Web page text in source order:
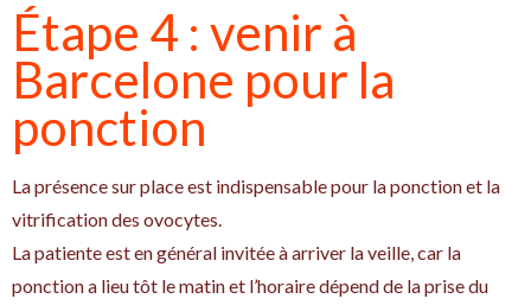
Étape 4 : venir à
Barcelone pour la
ponction
La présence sur place est indispensable pour la ponction et la
vitrification des ovocytes.
La patiente est en général invitée à arriver la veille, car la
ponction a lieu tôt le matin et l’horaire dépend de la prise du